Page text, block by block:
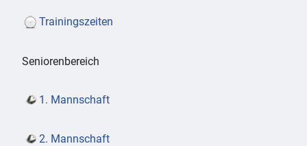
Trainingszeiten
Seniorenbereich
1. Mannschaft
2. Mannschaft